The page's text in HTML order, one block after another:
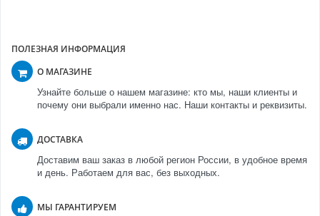
ПОЛЕЗНАЯ ИНФОРМАЦИЯ
О МАГАЗИНЕ
Узнайте больше о нашем магазине: кто мы, наши клиенты и
почему они выбрали именно нас. Наши контакты и реквизиты.
ДОСТАВКА
Доставим ваш заказ в любой регион России, в удобное время
и день. Работаем для вас, без выходных.
МЫ ГАРАНТИРУЕМ